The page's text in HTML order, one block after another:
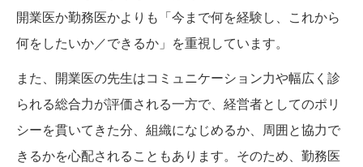
開業医か勤務医かよりも「今まで何を経験し、これから
何をしたいか／できるか」を重視しています。
また、開業医の先生はコミュニケーション力や幅広く診
られる総合力が評価される一方で、経営者としてのポリ
シーを貫いてきた分、組織になじめるか、周囲と協力で
きるかを心配されることもあります。そのため、勤務医